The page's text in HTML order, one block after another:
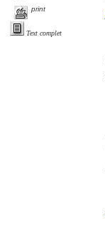
print
Text complet